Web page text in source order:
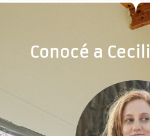
Conocé a